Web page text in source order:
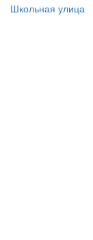
Школьная улица